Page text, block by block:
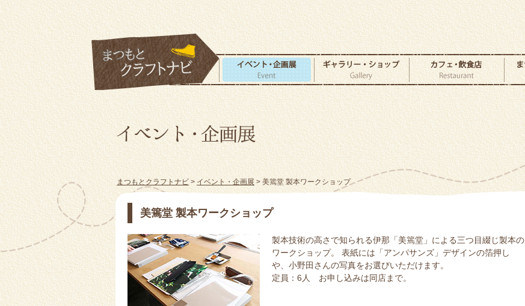
まつもとクラフトナビ > イベント・企画展> 美篶堂 製本ワークショップ
美篶堂 製本ワークショップ
製本技術の高さで知られる伊那「美篶堂」による三つ目綴じ製本の
ワークショップ。 表紙には「アンパサンズ」デザインの箔押し
や、小野田さんの写真をお選びいただけます。
定員：6人 お申し込みは同店まで。